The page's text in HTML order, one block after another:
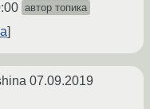
автор топика
07.09.2019